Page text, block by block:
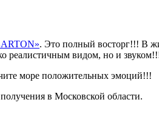
. Это полный восторг!!! В
реалистичным видом, но и
море положительных эмоций!!!
в Московской области.